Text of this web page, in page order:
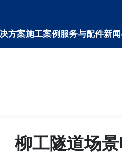
方案施工案例服务与配件新
柳工隧道场